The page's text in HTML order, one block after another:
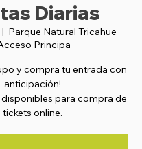
Diarias
|
Parque Natural Tricahue
Principa
y compra tu entrada con
anticipación!
disponibles para compra de
tickets online.